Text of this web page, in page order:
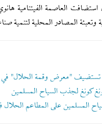
وتعبئة المصادر المحلية لتنمية
تستضيف "معرض وقمة الحلال" في
كونغ لجذب السياح المسلمين
المسلمين على المطاعم الحلال